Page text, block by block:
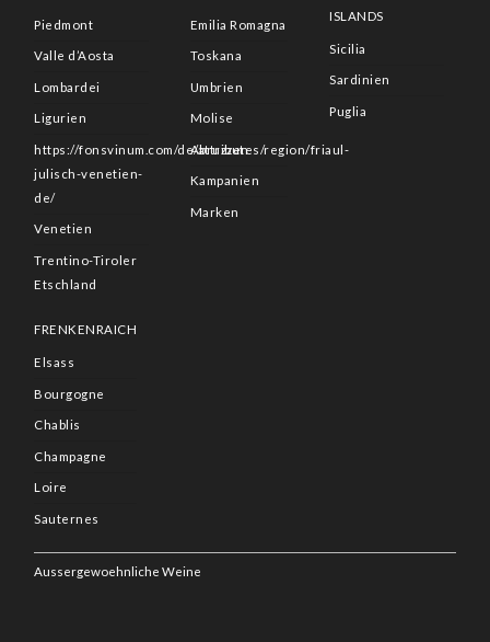
Piedmont
Valle d’Aosta
Lombardei
Ligurien
https://fonsvinum.com/de/attributes/region/friaul-
julisch-venetien-
de/
Venetien
Trentino-Tiroler
Etschland
Emilia Romagna
Toskana
Umbrien
Molise
Abruzzen
Kampanien
Marken
ISLANDS
Sicilia
Sardinien
Puglia
FRENKENRAICH
Elsass
Bourgogne
Chablis
Champagne
Loire
Sauternes
Aussergewoehnliche Weine